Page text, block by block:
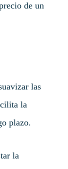
de un
las
la
plazo.
la